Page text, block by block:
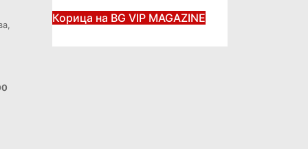
Корица на BG VIP MAGAZINE